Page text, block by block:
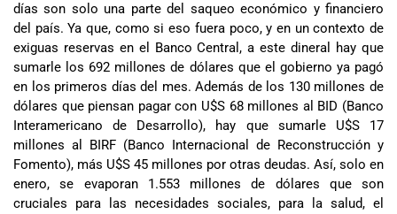
días son solo una parte del saqueo económico y financiero
del país. Ya que, como si eso fuera poco, y en un contexto de
exiguas reservas en el Banco Central, a este dineral hay que
sumarle los 692 millones de dólares que el gobierno ya pagó
en los primeros días del mes. Además de los 130 millones de
dólares que piensan pagar con U$S 68 millones al BID (Banco
Interamericano de Desarrollo), hay que sumarle U$S 17
millones al BIRF (Banco Internacional de Reconstrucción y
Fomento), más U$S 45 millones por otras deudas. Así, solo en
enero, se evaporan 1.553 millones de dólares que son
cruciales para las necesidades sociales, para la salud, el